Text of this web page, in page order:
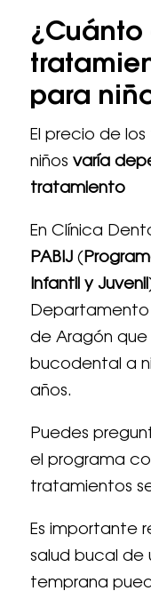
¿Cuánto
para
El precio de
niños varía
tratamiento
En Clínica
PABIJ (
Infantil y Juvenil
Departamento
de Aragón
bucodental a
años.
Puedes
el programa
tratamientos
Es importante
salud bucal de
temprana